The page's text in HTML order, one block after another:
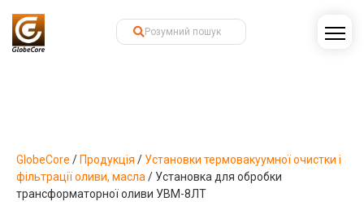
GlobeCore / Продукція / Установки термовакуумної очистки і
фільтрації оливи, масла/ Установка для обробки
трансформаторної оливи УВМ-8ЛТ